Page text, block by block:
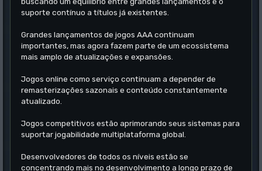
suporte contínuo a títulos já existentes.
Grandes lançamentos de jogos AAA continuam
importantes, mas agora fazem parte de um ecossistema
mais amplo de atualizações e expansões.
Jogos online como serviço continuam a depender de
remasterizações sazonais e conteúdo constantemente
atualizado.
Jogos competitivos estão aprimorando seus sistemas para
suportar jogabilidade multiplataforma global.
Desenvolvedores de todos os níveis estão se
concentrando mais no desenvolvimento a longo prazo de